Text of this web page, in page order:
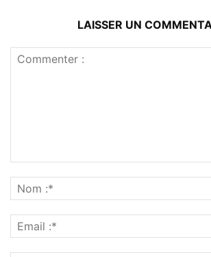
LAISSER UN